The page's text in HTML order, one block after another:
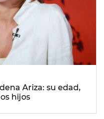
Ariza: su edad,
hijos